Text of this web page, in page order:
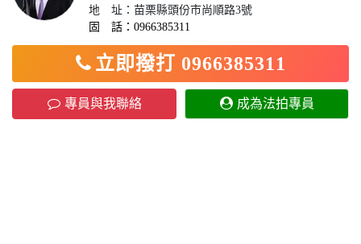
地 址：苗栗縣頭份市尚順路3號
固 話：0966385311
立即撥打 0966385311
專員與我聯絡 成為法拍專員